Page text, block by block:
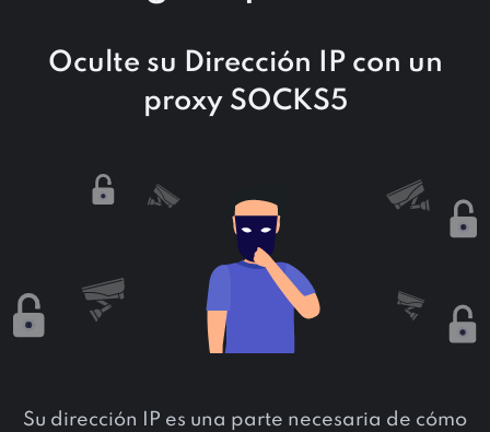
Oculte su Dirección IP con un
proxy SOCKS5
Su dirección IP es una parte necesaria de cómo